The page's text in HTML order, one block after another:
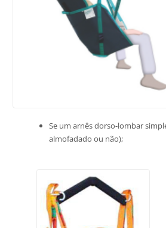
Se um arnês dorso-lombar
almofadado ou não);